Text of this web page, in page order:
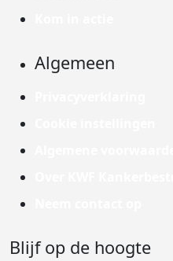
Algemeen
Blijf op de hoogte